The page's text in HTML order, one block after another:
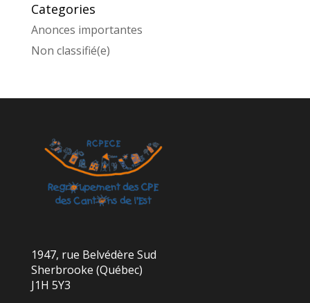
Categories
Anonces importantes
Non classifié(e)
1947, rue Belvédère Sud
Sherbrooke (Québec)
J1H 5Y3